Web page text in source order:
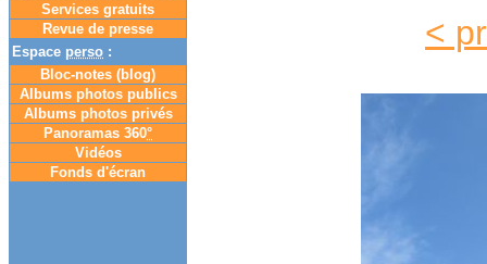
Services gratuits
Revue de presse
Espace perso :
Bloc-notes (blog)
Albums photos publics
Albums photos privés
Panoramas 360°
Vidéos
Fonds d'écran
<